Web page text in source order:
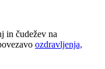
in čudežev na
ozdravljenja,